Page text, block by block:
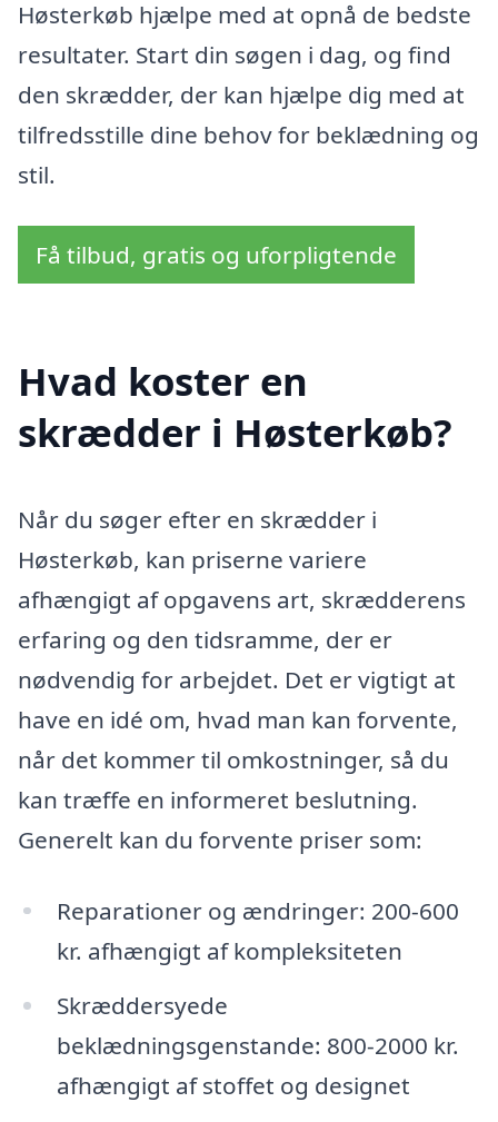
Høsterkøb hjælpe med at opnå de bedste
resultater. Start din søgen i dag, og find
den skrædder, der kan hjælpe dig med at
tilfredsstille dine behov for beklædning og
stil.
Få tilbud, gratis og uforpligtende
Hvad koster en
skrædder i Høsterkøb?
Når du søger efter en skrædder i
Høsterkøb, kan priserne variere
afhængigt af opgavens art, skrædderens
erfaring og den tidsramme, der er
nødvendig for arbejdet. Det er vigtigt at
have en idé om, hvad man kan forvente,
når det kommer til omkostninger, så du
kan træffe en informeret beslutning.
Generelt kan du forvente priser som:
Reparationer og ændringer: 200-600
kr. afhængigt af kompleksiteten
Skræddersyede
beklædningsgenstande: 800-2000 kr.
afhængigt af stoffet og designet